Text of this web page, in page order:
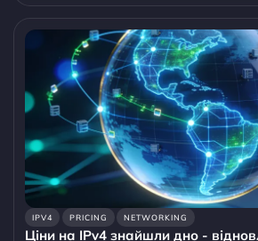
IPV4 PRICING NETWORKING
Ціни на IPv4 знайшли дно -